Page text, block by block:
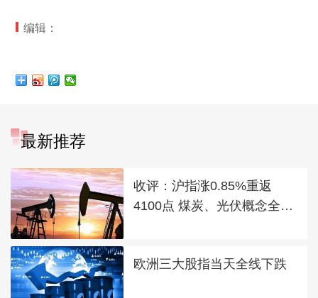
编辑：
最新推荐
收评：沪指涨0.85%重返
4100点 煤炭、光伏概念全线
欧洲三大股指当天全线下跌